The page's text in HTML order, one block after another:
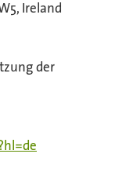
Ireland
der